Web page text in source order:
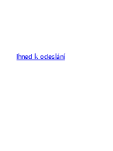
Ihned k odeslání